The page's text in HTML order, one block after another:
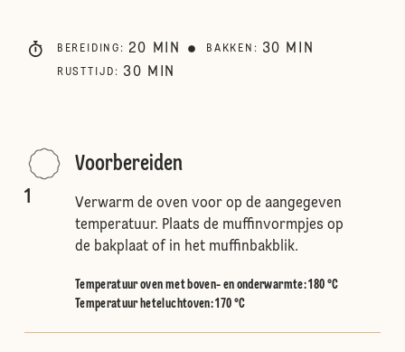
BEREIDING : 20 MIN BAKKEN : 30 MIN
RUSTTIJD : 30 MIN
1
Voorbereiden
Verwarm de oven voor op de aangegeven
temperatuur. Plaats de muffinvormpjes op
de bakplaat of in het muffinbakblik.
Temperatuur oven met boven- en onderwarmte:180 °C
Temperatuur heteluchtoven:170 °C